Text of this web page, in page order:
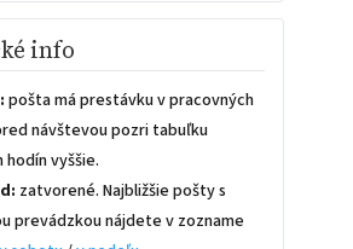
info
pošta má prestávku v pracovných
návštevou pozri tabuľku
vyššie.
zatvorené. Najbližšie pošty s
prevádzkou nájdete v zozname